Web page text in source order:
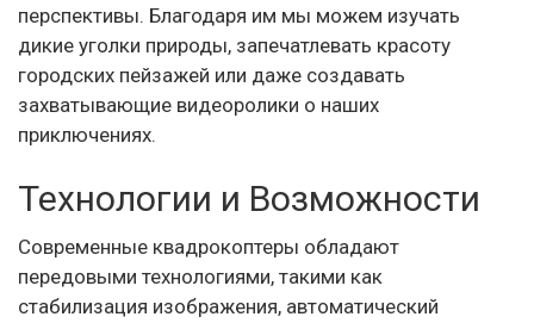
перспективы. Благодаря им мы можем изучать
дикие уголки природы, запечатлевать красоту
городских пейзажей или даже создавать
захватывающие видеоролики о наших
приключениях.
Технологии и Возможности
Современные квадрокоптеры обладают
передовыми технологиями, такими как
стабилизация изображения, автоматический